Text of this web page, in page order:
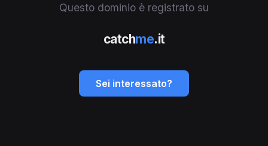
Questo dominio è registrato su
catchme.it
Sei interessato?